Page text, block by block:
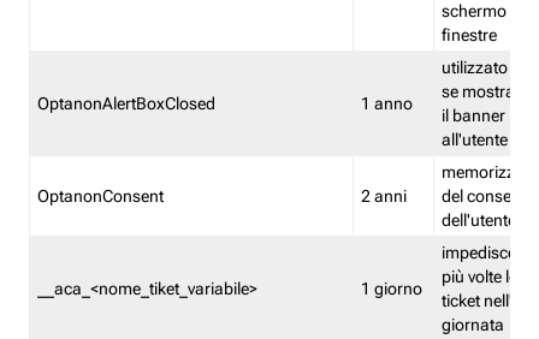
schermo e
finestre
OptanonAlertBoxClosed 1 anno
utilizzato per
se mostrare
il banner
all'utente
OptanonConsent 2 anni
memorizza
del
dell'utente
__aca_<nome_tiket_variabile> 1 giorno
impedisce di
più volte lo
ticket
giornata